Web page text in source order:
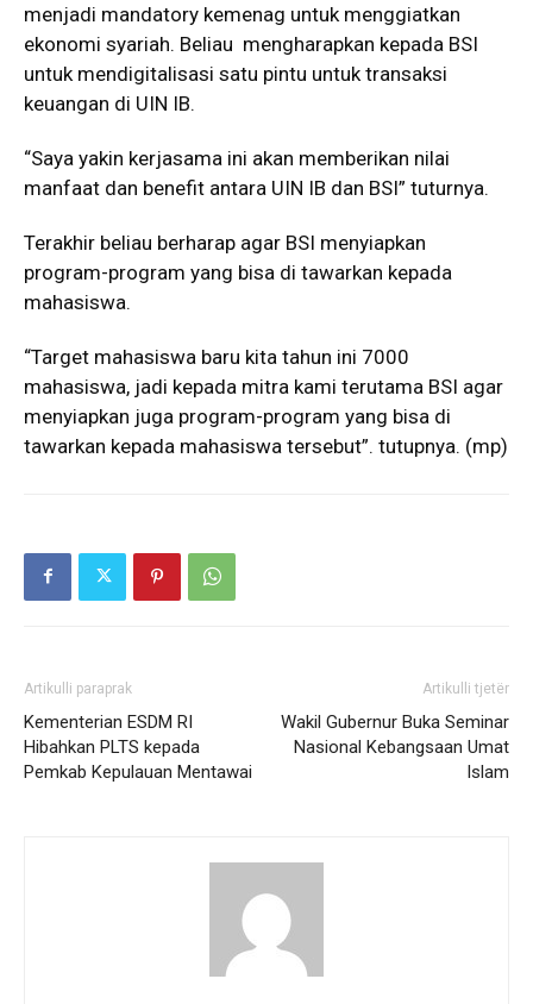
menjadi mandatory kemenag untuk menggiatkan
ekonomi syariah. Beliau mengharapkan kepada BSI
untuk mendigitalisasi satu pintu untuk transaksi
keuangan di UIN IB.
“Saya yakin kerjasama ini akan memberikan nilai
manfaat dan benefit antara UIN IB dan BSI” tuturnya.
Terakhir beliau berharap agar BSI menyiapkan
program-program yang bisa di tawarkan kepada
mahasiswa.
“Target mahasiswa baru kita tahun ini 7000
mahasiswa, jadi kepada mitra kami terutama BSI agar
menyiapkan juga program-program yang bisa di
tawarkan kepada mahasiswa tersebut”. tutupnya. (mp)
Artikulli paraprak
Kementerian ESDM RI
Hibahkan PLTS kepada
Pemkab Kepulauan Mentawai
Artikulli tjetër
Wakil Gubernur Buka Seminar
Nasional Kebangsaan Umat
Islam